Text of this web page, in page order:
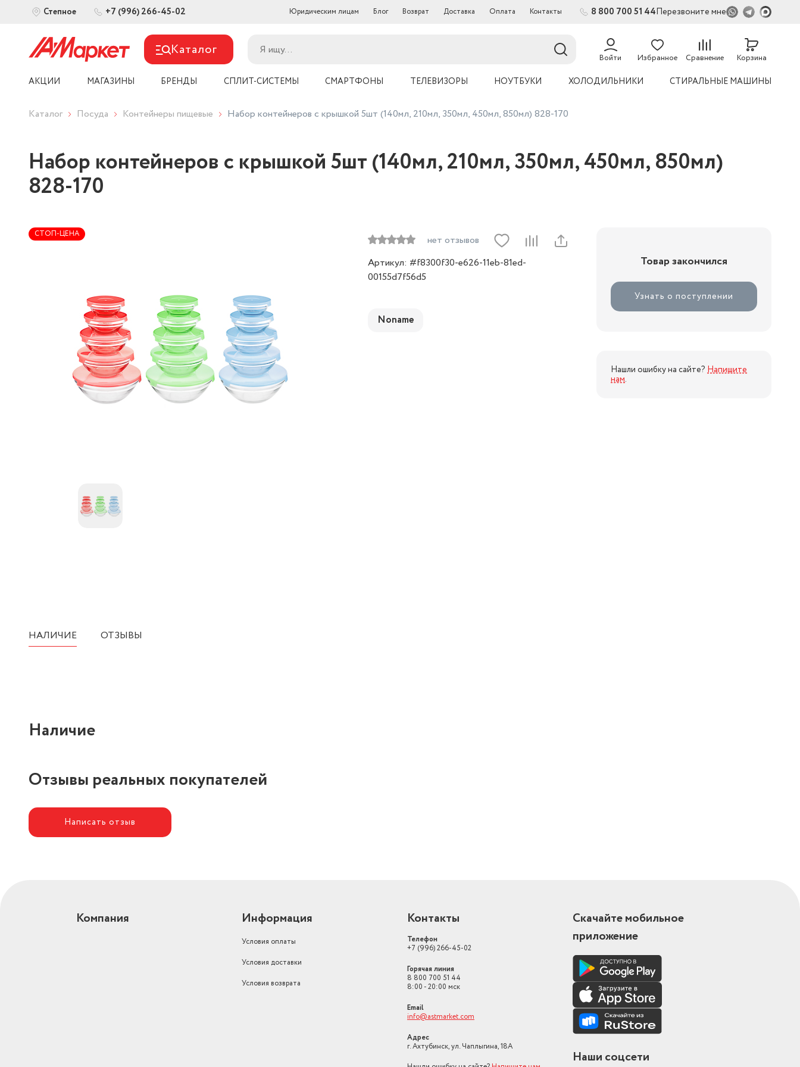
Степное +7 (996) 266-45-02 Юридическим лицам Блог Возврат Доставка Оплата Контакты 8 800 700 51 44Перезвоните мне
Каталог Войти Избранное Сравнение Корзина
АКЦИИ МАГАЗИНЫ БРЕНДЫ СПЛИТ-СИСТЕМЫ СМАРТФОНЫ ТЕЛЕВИЗОРЫ НОУТБУКИ ХОЛОДИЛЬНИКИ СТИРАЛЬНЫЕ МАШИНЫ
Каталог Посуда Контейнеры пищевые Набор контейнеров с крышкой 5шт (140мл, 210мл, 350мл, 450мл, 850мл) 828-170
Набор контейнеров с крышкой 5шт (140мл, 210мл, 350мл, 450мл, 850мл)
828-170
СТОП-ЦЕНА
нет отзывов
Артикул: #f8300f30-e626-11eb-81ed-
00155d7f56d5
Noname
Товар закончился
Узнать о поступлении
Нашли ошибку на сайте? Напишите
нам.
НАЛИЧИЕ ОТЗЫВЫ
Наличие
Отзывы реальных покупателей
Написать отзыв
Компания Информация
Условия оплаты
Условия доставки
Условия возврата
Контакты
Телефон
+7 (996) 266-45-02
Горячая линия
8 800 700 51 44
8:00 - 20:00 мск
Email
info@astmarket.com
Адрес
г. Ахтубинск, ул. Чаплыгина, 18А
Скачайте мобильное
приложение
Наши соцсети